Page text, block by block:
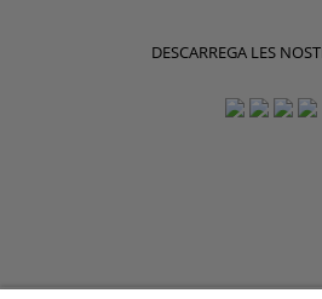
DESCARREGA LES